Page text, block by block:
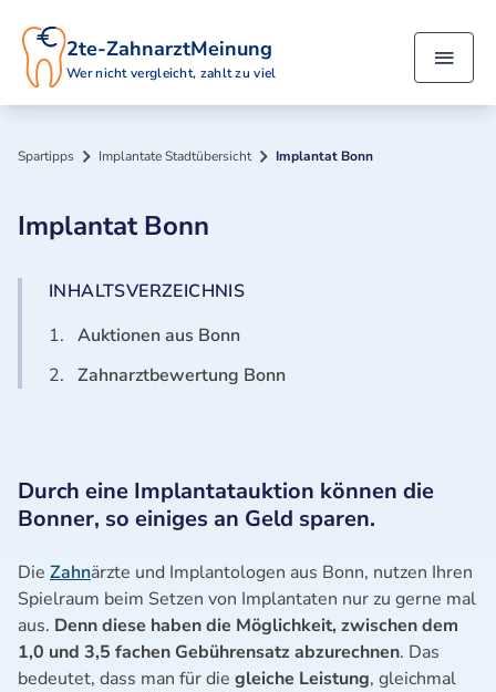
2te-ZahnarztMeinung
Wer nicht vergleicht, zahlt zu viel
Spartipps Implantate Stadtübersicht Implantat Bonn
Implantat Bonn
INHALTSVERZEICHNIS
1. Auktionen aus Bonn
2. Zahnarztbewertung Bonn
Durch eine Implantatauktion können die
Bonner, so einiges an Geld sparen.
Die Zahnärzte und Implantologen aus Bonn, nutzen Ihren
Spielraum beim Setzen von Implantaten nur zu gerne mal
aus. Denn diese haben die Möglichkeit, zwischen dem
1,0 und 3,5 fachen Gebührensatz abzurechnen. Das
bedeutet, dass man für die gleiche Leistung, gleichmal